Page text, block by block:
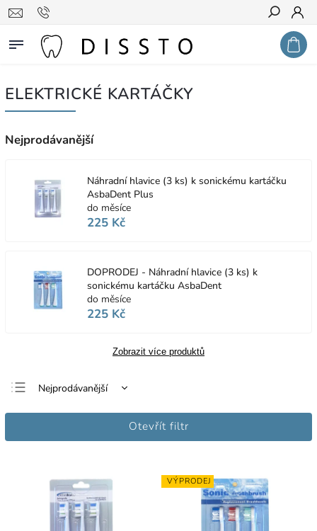
Hledat
ELEKTRICKÉ KARTÁČKY
Nejprodávanější
Náhradní hlavice (3 ks) k sonickému kartáčku
AsbaDent Plus
do měsíce
225 Kč
DOPRODEJ - Náhradní hlavice (3 ks) k
sonickému kartáčku AsbaDent
do měsíce
225 Kč
Zobrazit více produktů
Nejprodávanější
Nejlevnější
Otevřít filtr
VÝPRODEJ